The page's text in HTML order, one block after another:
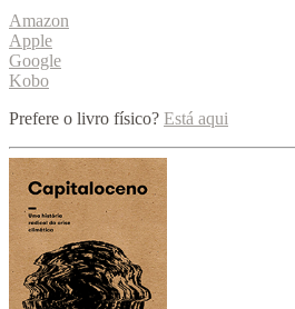
Amazon
Apple
Google
Kobo
Prefere o livro físico? Está aqui